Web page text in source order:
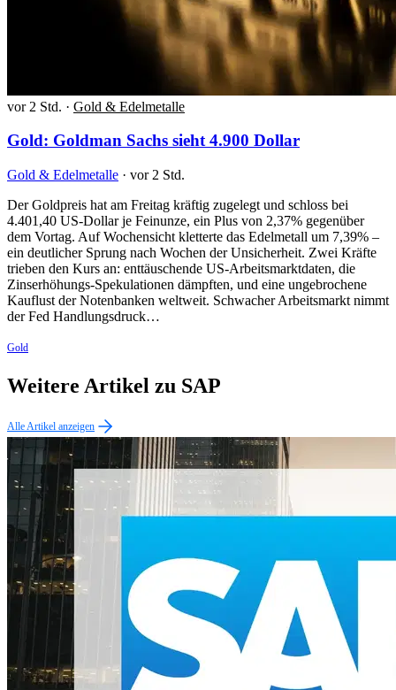
vor 2 Std. · Gold & Edelmetalle
Gold: Goldman Sachs sieht 4.900 Dollar
Gold & Edelmetalle · vor 2 Std.
Der Goldpreis hat am Freitag kräftig zugelegt und schloss bei
4.401,40 US-Dollar je Feinunze, ein Plus von 2,37% gegenüber
dem Vortag. Auf Wochensicht kletterte das Edelmetall um 7,39% –
ein deutlicher Sprung nach Wochen der Unsicherheit. Zwei Kräfte
trieben den Kurs an: enttäuschende US-Arbeitsmarktdaten, die
Zinserhöhungs-Spekulationen dämpften, und eine ungebrochene
Kauflust der Notenbanken weltweit. Schwacher Arbeitsmarkt nimmt
der Fed Handlungsdruck…
Gold
Weitere Artikel zu SAP
Alle Artikel anzeigen